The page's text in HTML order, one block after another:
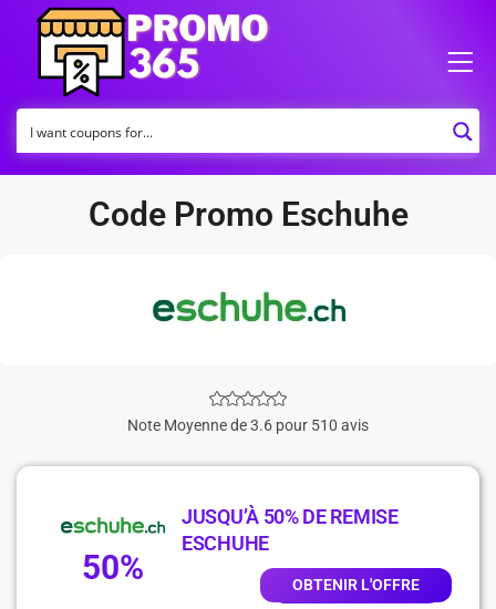
Code Promo Eschuhe
Note Moyenne de 3.6 pour 510 avis
50%
JUSQU’À 50% DE REMISE
ESCHUHE
OBTENIR L'OFFRE